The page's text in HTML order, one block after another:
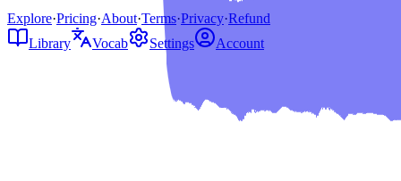
Explore·Pricing·About·Terms·Privacy·Refund
Library
Vocab Settings Account